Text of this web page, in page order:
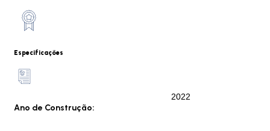
Especificações
Ano de Construção:
2022